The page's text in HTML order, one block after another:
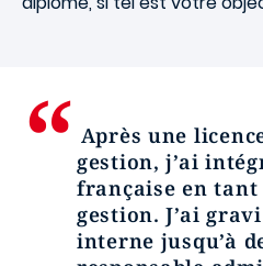
Après une
gestion, j’ai
française en tant
gestion. J’ai
interne jusqu’à